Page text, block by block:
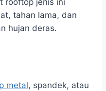
rooftop jenis ini
tahan lama, dan
hujan deras.
metal, spandek, atau